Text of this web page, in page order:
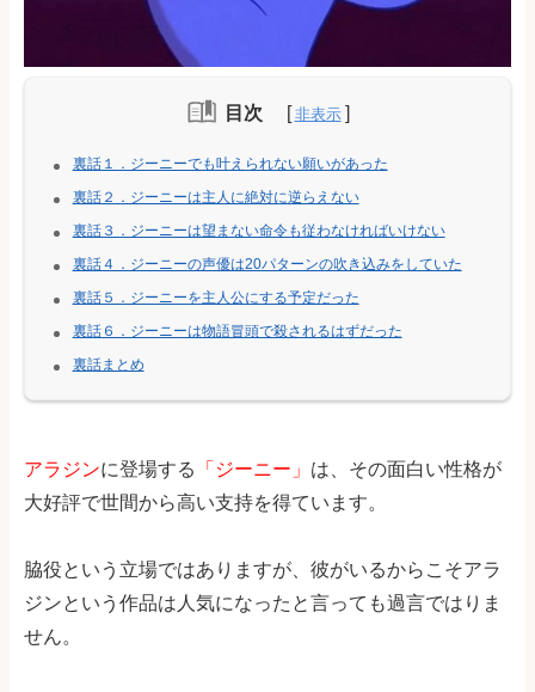
目次
裏話１．ジーニーでも叶えられない願いがあった
裏話２．ジーニーは主人に絶対に逆らえない
裏話３．ジーニーは望まない命令も従わなければいけない
裏話４．ジーニーの声優は20パターンの吹き込みをしていた
裏話５．ジーニーを主人公にする予定だった
裏話６．ジーニーは物語冒頭で殺されるはずだった
裏話まとめ
アラジンに登場する 「ジーニー」 は、その面白い性格が
大好評で世間から高い支持を得ています。
脇役という立場ではありますが、彼がいるからこそアラ
ジンという作品は人気になったと言っても過言ではりま
せん。